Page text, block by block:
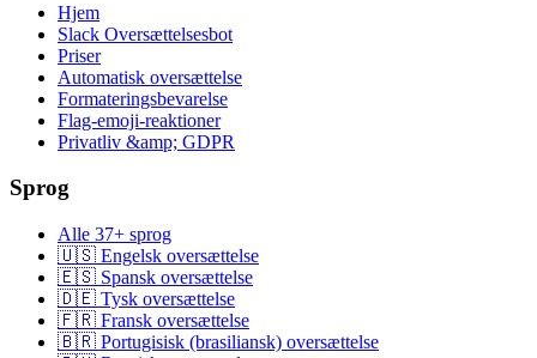
Hjem
Slack Oversættelsesbot
Priser
Automatisk oversættelse
Formateringsbevarelse
Flag-emoji-reaktioner
Privatliv &amp; GDPR
Sprog
Alle 37+ sprog
🇺🇸 Engelsk oversættelse
🇪🇸 Spansk oversættelse
🇩🇪 Tysk oversættelse
🇫🇷 Fransk oversættelse
🇧🇷 Portugisisk (brasiliansk) oversættelse